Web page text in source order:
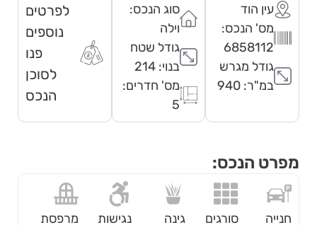
עין הוד
מס' הנכס:
6858112
גודל מגרש
במ"ר: 940
סוג הנכס:
וילה
גודל שטח
בנוי: 214
מס' חדרים:
5
לפרטים
נוספים
פנו
לסוכן
הנכס
מפרט הנכס:
חנייה סורגים גינה נגישות מרפסת